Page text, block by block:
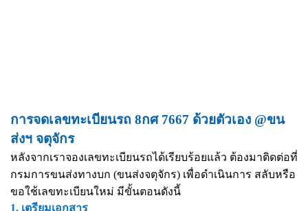
การจดเลขทะเบียนรถ 8กศ 7667 ด้วยตัวเอง @ขน
ส่งฯ จตุจักร
หลังจากเราจองเลขทะเบียนรถได้เรียบร้อยแล้ว ต้องมาติดต่อที่
กรมการขนส่งทางบก (ขนส่งจตุจักร) เพื่อดำเนินการ สลับหรือ
ขอใช้เลขทะเบียนใหม่ มีขั้นตอนดังนี้
1. เตรียมเอกสาร